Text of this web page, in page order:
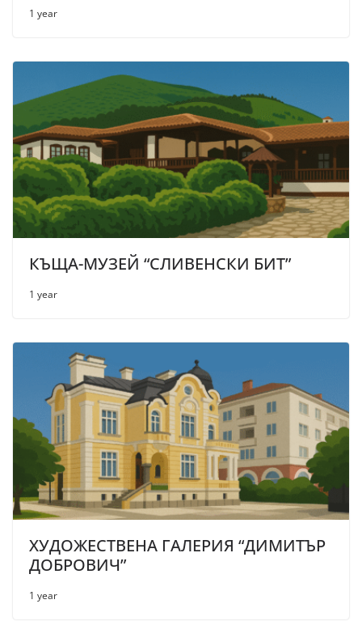
1 year
КЪЩА-МУЗЕЙ “СЛИВЕНСКИ БИТ”
1 year
ХУДОЖЕСТВЕНА ГАЛЕРИЯ “ДИМИТЪР
ДОБРОВИЧ”
1 year